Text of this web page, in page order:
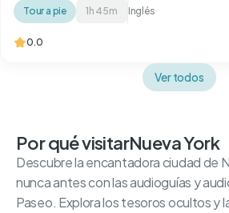
Tour a pie 1h 45m Inglés
0.0
Ver todos
Por qué visitarNueva York
Descubre la encantadora ciudad de
nunca antes con las audioguías y
Paseo. Explora los tesoros ocultos y